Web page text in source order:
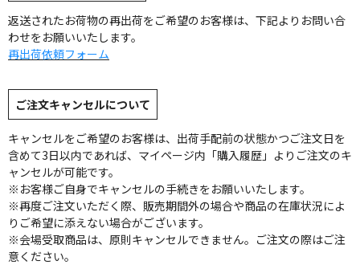
返送されたお荷物の再出荷をご希望のお客様は、下記よりお問い合
わせをお願いいたします。
再出荷依頼フォーム
ご注文キャンセルについて
キャンセルをご希望のお客様は、出荷手配前の状態かつご注文日を
含めて3日以内であれば、マイページ内「購入履歴」よりご注文のキ
ャンセルが可能です。
※お客様ご自身でキャンセルの手続きをお願いいたします。
※再度ご注文いただく際、販売期間外の場合や商品の在庫状況によ
りご希望に添えない場合がございます。
※会場受取商品は、原則キャンセルできません。ご注文の際はご注
意ください。